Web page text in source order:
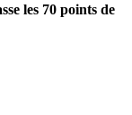
les 70 points de